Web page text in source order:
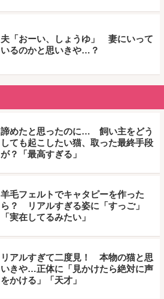
夫「おーい、しょうゆ」 妻にいって
いるのかと思いきや…？
諦めたと思ったのに… 飼い主をどう
しても起こしたい猫、取った最終手段
が？「最高すぎる」
羊毛フェルトでキャタピーを作った
ら？ リアルすぎる姿に「すっご」
「実在してるみたい」
リアルすぎて二度見！ 本物の猫と思
いきや…正体に「見かけたら絶対に声
をかける」「天才」